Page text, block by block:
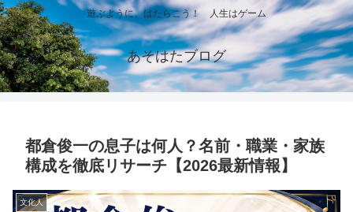
遊ぶように、はたらこう！ 人生はゲーム
あそはたブログ
都倉俊一の息子は何人？名前・職業・家族
構成を徹底リサーチ【2026最新情報】
文化人